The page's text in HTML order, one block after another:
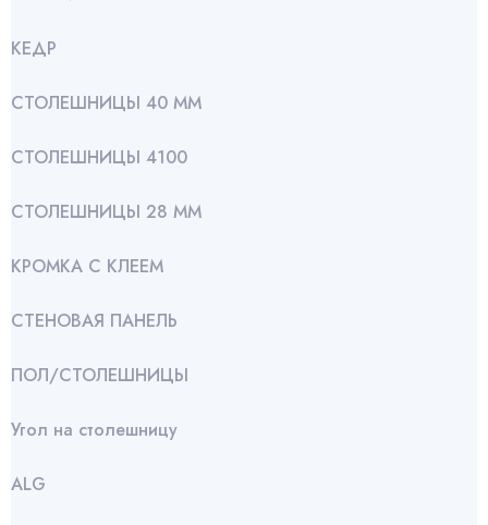
КЕДР
СТОЛЕШНИЦЫ 40 ММ
СТОЛЕШНИЦЫ 4100
СТОЛЕШНИЦЫ 28 ММ
КРОМКА С КЛЕЕМ
СТЕНОВАЯ ПАНЕЛЬ
ПОЛ/СТОЛЕШНИЦЫ
Угол на столешницу
АLG